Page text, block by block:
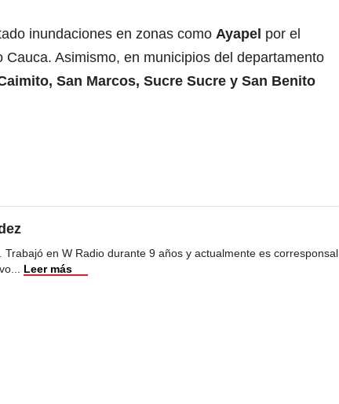
inundaciones en zonas como Ayapel por el
Cauca. Asimismo, en municipios del departamento
San Marcos, Sucre Sucre y San Benito
Trabajó en W Radio durante 9 años y actualmente es corresponsal
Leer más